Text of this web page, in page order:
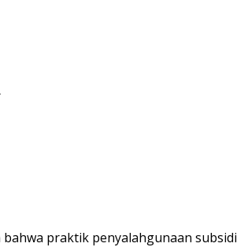
praktik penyalahgunaan subsidi